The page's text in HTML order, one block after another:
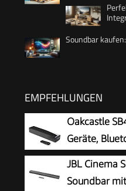
Soundbar
EMPFEHLUNGEN
Oakcastle
Geräte,
HDMI ARC
JBL Cinema
Soundbar